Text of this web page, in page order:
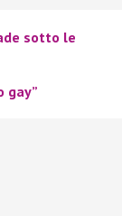
sotto le
gay”